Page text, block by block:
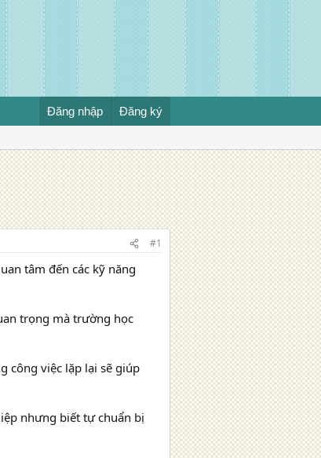
Đăng nhập Đăng ký
#1
tâm đến các kỹ năng
trọng mà trường học
công việc lặp lại sẽ giúp
nhưng biết tự chuẩn bị